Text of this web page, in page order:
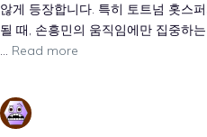
않게 등장합니다. 특히 토트넘 홋스
될 때, 손흥민의 움직임에만 집중하
… Read more